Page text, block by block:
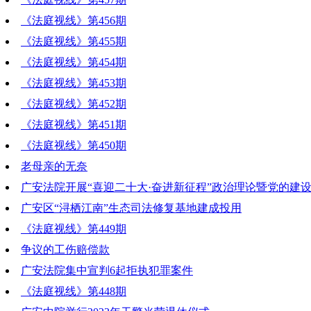
《法庭视线》第456期
《法庭视线》第455期
《法庭视线》第454期
《法庭视线》第453期
《法庭视线》第452期
《法庭视线》第451期
《法庭视线》第450期
老母亲的无奈
广安法院开展“喜迎二十大·奋进新征程”政治理论暨党的建
广安区“浔栖江南”生态司法修复基地建成投用
《法庭视线》第449期
争议的工伤赔偿款
广安法院集中宣判6起拒执犯罪案件
《法庭视线》第448期